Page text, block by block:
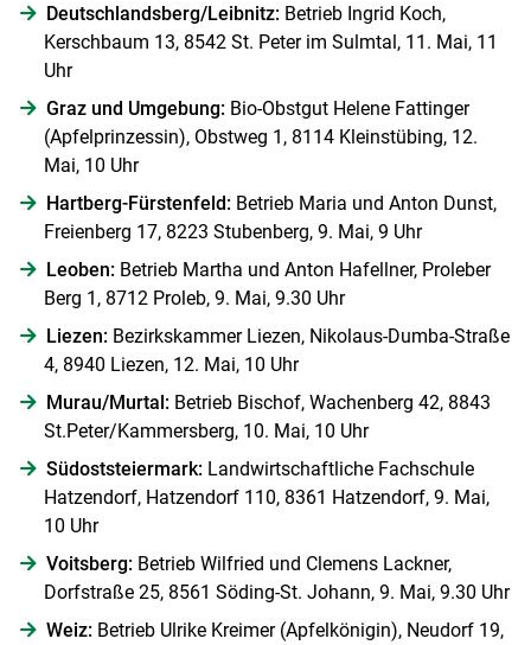
Deutschlandsberg/Leibnitz: Betrieb Ingrid Koch,
Kerschbaum 13, 8542 St. Peter im Sulmtal, 11. Mai, 11
Uhr
Graz und Umgebung:Bio-Obstgut Helene Fattinger
(Apfelprinzessin), Obstweg 1, 8114 Kleinstübing, 12.
Mai, 10 Uhr
Hartberg-Fürstenfeld:Betrieb Maria und Anton Dunst,
Freienberg 17, 8223 Stubenberg, 9. Mai, 9 Uhr
Leoben:Betrieb Martha und Anton Hafellner, Proleber
Berg 1, 8712 Proleb, 9. Mai, 9.30 Uhr
Liezen:Bezirkskammer Liezen, Nikolaus-Dumba-Straße
4, 8940 Liezen, 12. Mai, 10 Uhr
Murau/Murtal: Betrieb Bischof, Wachenberg 42, 8843
St.Peter/Kammersberg, 10. Mai, 10 Uhr
Südoststeiermark:Landwirtschaftliche Fachschule
Hatzendorf, Hatzendorf 110, 8361 Hatzendorf, 9. Mai,
10 Uhr
Voitsberg: Betrieb Wilfried und Clemens Lackner,
Dorfstraße 25, 8561 Söding-St. Johann, 9. Mai, 9.30 Uhr
Weiz: Betrieb Ulrike Kreimer (Apfelkönigin), Neudorf 19,